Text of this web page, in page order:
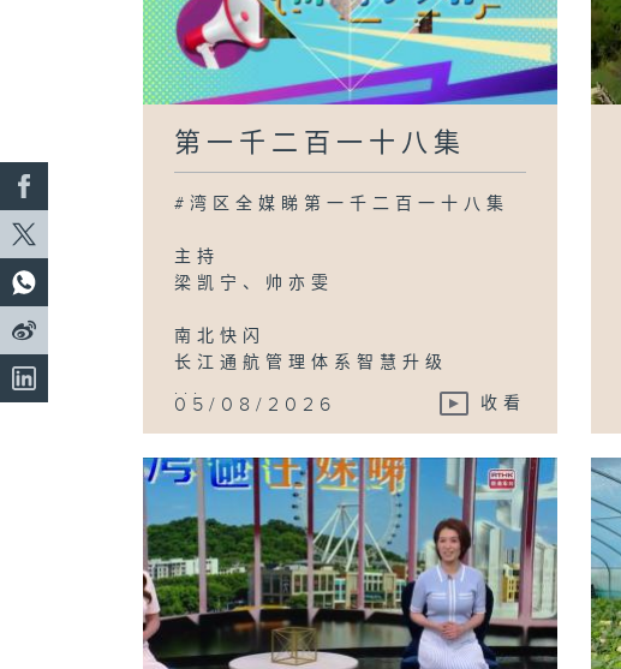
第一千二百一十八集
#湾区全媒睇第一千二百一十八集
主持
梁凯宁、帅亦雯
南北快闪
长江通航管理体系智慧升级
...
05/08/2026 收看